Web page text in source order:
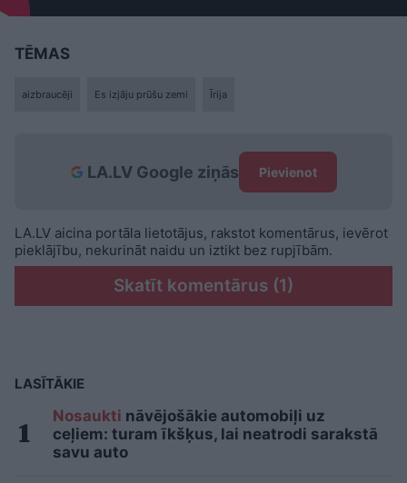
TĒMAS
aizbraucēji Es izjāju prūšu zemi Īrija
LA.LV Google ziņās Pievienot
LA.LV aicina portāla lietotājus, rakstot komentārus, ievērot
pieklājību, nekurināt naidu un iztikt bez rupjībām.
Skatīt komentārus (1)
LASĪTĀKIE
Nosaukti nāvējošākie automobiļi uz
ceļiem: turam īkšķus, lai neatrodi sarakstā
savu auto